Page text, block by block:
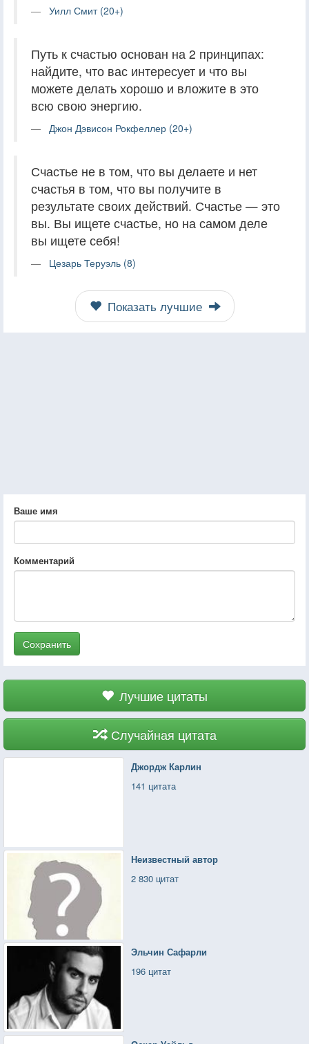
Уилл Смит (20+)
Путь к счастью основан на 2 принципах:
найдите, что вас интересует и что вы
можете делать хорошо и вложите в это
всю свою энергию.
Джон Дэвисон Рокфеллер (20+)
Счастье не в том, что вы делаете и нет
счастья в том, что вы получите в
результате своих действий. Счастье — это
вы. Вы ищете счастье, но на самом деле
вы ищете себя!
Цезарь Теруэль (8)
Показать лучшие
Ваше имя
Комментарий
Сохранить
Лучшие цитаты
Случайная цитата
Джордж Карлин
141 цитата
Неизвестный автор
2 830 цитат
Эльчин Сафарли
196 цитат